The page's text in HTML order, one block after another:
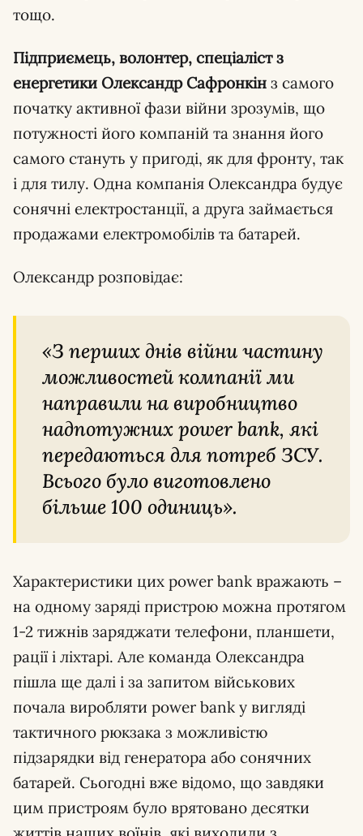
тощо.
Підприємець, волонтер, спеціаліст з
енергетики Олександр Сафронкін з самого
початку активної фази війни зрозумів, що
потужності його компаній та знання його
самого стануть у пригоді, як для фронту, так
і для тилу. Одна компанія Олександра будує
сонячні електростанції, а друга займається
продажами електромобілів та батарей.
Олександр розповідає:
«З перших днів війни частину
можливостей компанії ми
направили на виробництво
надпотужних power bank, які
передаються для потреб ЗСУ.
Всього було виготовлено
більше 100 одиниць».
Характеристики цих power bank вражають –
на одному заряді пристрою можна протягом
1-2 тижнів заряджати телефони, планшети,
рації і ліхтарі. Але команда Олександра
пішла ще далі і за запитом військових
почала виробляти power bank у вигляді
тактичного рюкзака з можливістю
підзарядки від генератора або сонячних
батарей. Сьогодні вже відомо, що завдяки
цим пристроям було врятовано десятки